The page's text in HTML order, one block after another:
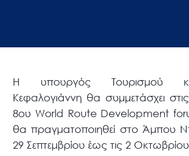
Η υπουργός Τουρισμού
Κεφαλογιάννη θα συμμετάσχει
8ου World Route Development
θα πραγματοποιηθεί στο Άμπου
29 Σεπτεμβρίου έως τις 2